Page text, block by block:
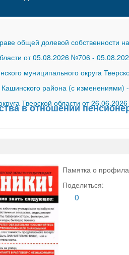
общей долевой собственности
от 05.08.2026 №706 -
муниципального округа
Кашинского района (с изменениями) -
Тверской области от
в отношении
Памятка о
Поделиться:
0